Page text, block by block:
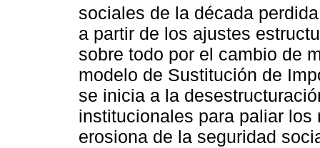
sociales de la década
a partir de los ajustes
sobre todo por el cambio de
modelo de Sustitución de
se inicia a la
institucionales para paliar
erosiona de la seguridad